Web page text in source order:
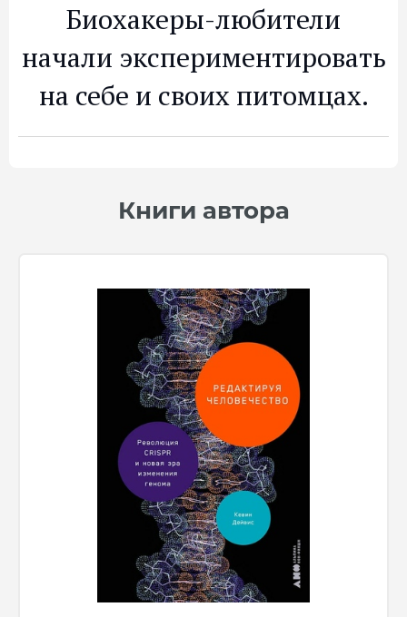
Биохакеры-любители
начали экспериментировать
на себе и своих питомцах.
Книги автора